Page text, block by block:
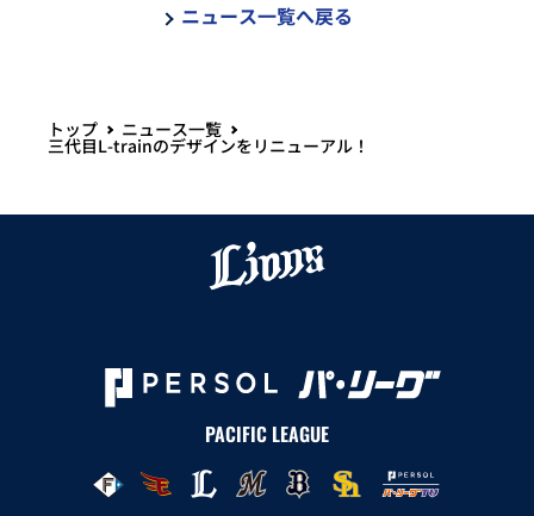
ニュース一覧へ戻る
トップ ニュース一覧
三代目L-trainのデザインをリニューアル！
PACIFIC LEAGUE